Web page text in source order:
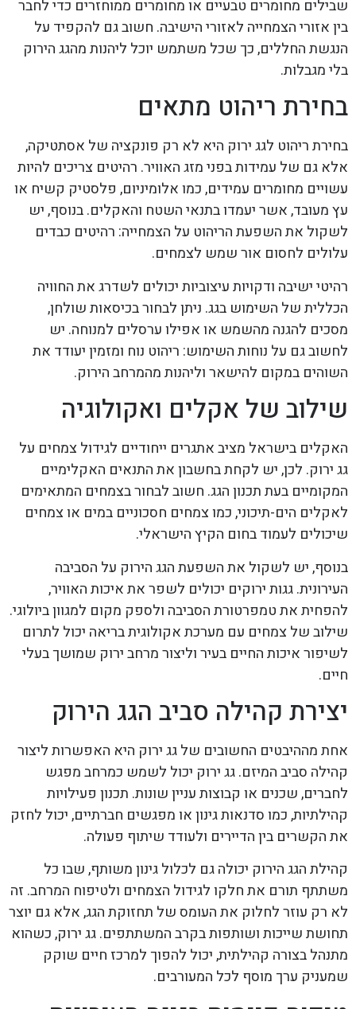
שבילים מחומרים טבעיים או מחומרים ממוחזרים כדי לחבר
בין אזורי הצמחייה לאזורי הישיבה. חשוב גם להקפיד על
הנגשת החללים, כך שכל משתמש יוכל ליהנות מהגג הירוק
בלי מגבלות.
בחירת ריהוט מתאים
בחירת ריהוט לגג ירוק היא לא רק פונקציה של אסתטיקה,
אלא גם של עמידות בפני מזג האוויר. רהיטים צריכים להיות
עשויים מחומרים עמידים, כמו אלומיניום, פלסטיק קשיח או
עץ מעובד, אשר יעמדו בתנאי השטח והאקלים. בנוסף, יש
לשקול את השפעת הריהוט על הצמחייה: רהיטים כבדים
עלולים לחסום אור שמש לצמחים.
רהיטי ישיבה ודקויות עיצוביות יכולים לשדרג את החוויה
הכללית של השימוש בגג. ניתן לבחור בכיסאות שולחן,
מסכים להגנה מהשמש או אפילו ערסלים למנוחה. יש
לחשוב גם על נוחות השימוש: ריהוט נוח ומזמין יעודד את
השוהים במקום להישאר וליהנות מהמרחב הירוק.
שילוב של אקלים ואקולוגיה
האקלים בישראל מציב אתגרים ייחודיים לגידול צמחים על
גג ירוק. לכן, יש לקחת בחשבון את התנאים האקלימיים
המקומיים בעת תכנון הגג. חשוב לבחור בצמחים המתאימים
לאקלים הים-תיכוני, כמו צמחים חסכוניים במים או צמחים
שיכולים לעמוד בחום הקיץ הישראלי.
בנוסף, יש לשקול את השפעת הגג הירוק על הסביבה
העירונית. גגות ירוקים יכולים לשפר את איכות האוויר,
להפחית את טמפרטורת הסביבה ולספק מקום למגוון ביולוגי.
שילוב של צמחים עם מערכת אקולוגית בריאה יכול לתרום
לשיפור איכות החיים בעיר וליצור מרחב ירוק שמושך בעלי
חיים.
יצירת קהילה סביב הגג הירוק
אחת מההיבטים החשובים של גג ירוק היא האפשרות ליצור
קהילה סביב המיזם. גג ירוק יכול לשמש כמרחב מפגש
לחברים, שכנים או קבוצות עניין שונות. תכנון פעילויות
קהילתיות, כמו סדנאות גינון או מפגשים חברתיים, יכול לחזק
את הקשרים בין הדיירים ולעודד שיתוף פעולה.
קהילת הגג הירוק יכולה גם לכלול גינון משותף, שבו כל
משתתף תורם את חלקו לגידול הצמחים ולטיפוח המרחב. זה
לא רק עוזר לחלוק את העומס של תחזוקת הגג, אלא גם יוצר
תחושת שייכות ושותפות בקרב המשתתפים. גג ירוק, כשהוא
מתנהל בצורה קהילתית, יכול להפוך למרכז חיים שוקק
שמעניק ערך מוסף לכל המעורבים.